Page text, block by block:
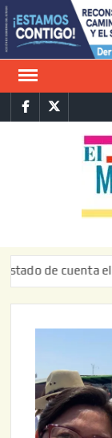
Saltar
al
contenido
FacebookTwitter
cuenta el que da